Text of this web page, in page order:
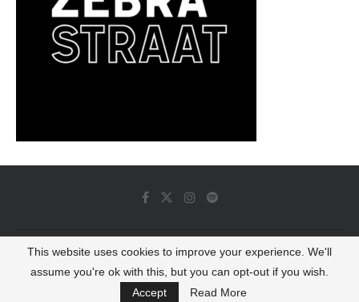
© 2022 - Luminous Dash All Rights Reserved
BACK TO TOP
This website uses cookies to improve your experience. We'll
assume you're ok with this, but you can opt-out if you wish.
Accept
Read More